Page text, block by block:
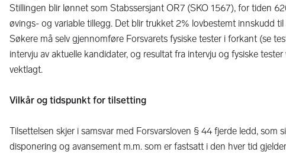
Stillingen blir lønnet som Stabssersjant OR7 (SKO 1567), for tiden
øvings- og variable tillegg. Det blir trukket 2% lovbestemt innskudd
Søkere må selv gjennomføre Forsvarets fysiske tester i forkant (se
intervju av aktuelle kandidater, og resultat fra intervju og fysiske
vektlagt.
Vilkår og tidspunkt for tilsetting
Tilsettelsen skjer i samsvar med Forsvarsloven § 44 fjerde ledd,
disponering og avansement m.m. som er fastsatt i den hver tid